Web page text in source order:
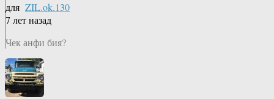
для ZIL.ok.130
7 лет назад
Чек анфи бия?